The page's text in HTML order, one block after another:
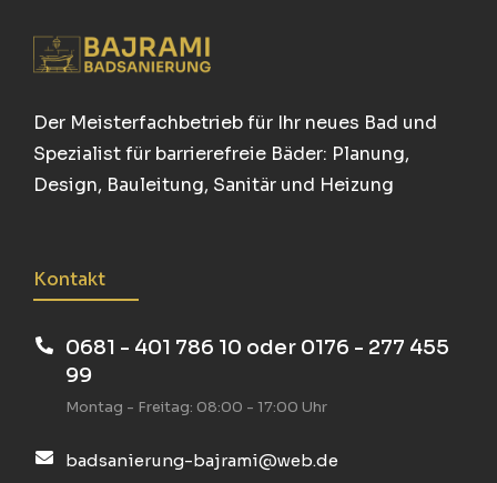
Der Meisterfachbetrieb für Ihr neues Bad und
Spezialist für barrierefreie Bäder: Planung,
Design, Bauleitung, Sanitär und Heizung
Kontakt
0681 - 401 786 10 oder 0176 - 277 455
99
Montag - Freitag: 08:00 - 17:00 Uhr
badsanierung-bajrami@web.de